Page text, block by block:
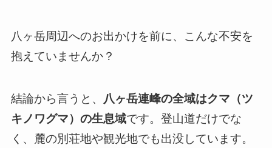
八ヶ岳周辺へのお出かけを前に、こんな不安を
抱えていませんか？
結論から言うと、 八ヶ岳連峰の全域はクマ（ツ
キノワグマ）の生息域です。登山道だけでな
く、麓の別荘地や観光地でも出没しています。